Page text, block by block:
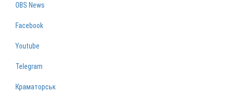
OBS News
Facebook
Youtube
Telegram
Краматорськ